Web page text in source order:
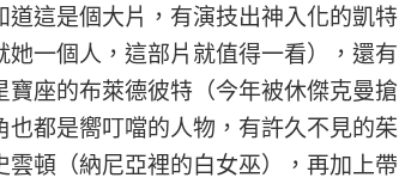
道這是個大片，有演技出神入化的凱特
她一個人，這部片就值得一看），還有
寶座的布萊德彼特（今年被休傑克曼搶
也都是嚮叮噹的人物，有許久不見的茱
雲頓（納尼亞裡的白女巫），再加上帶